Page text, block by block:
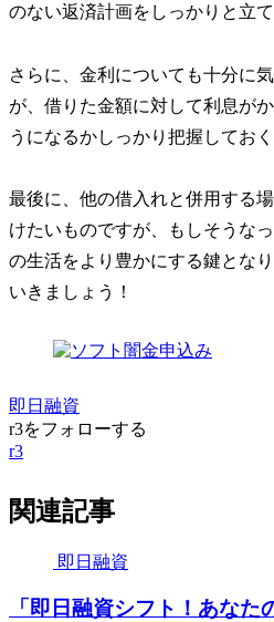
のない返済計画をしっかりと立
さらに、金利についても十分に
が、借りた金額に対して利息が
うになるかしっかり把握してお
最後に、他の借入れと併用する
けたいものですが、もしそうな
の生活をより豊かにする鍵とな
いきましょう！
即日融資
r3をフォローする
r3
関連記事
即日融資
「即日融資シフト！あなた